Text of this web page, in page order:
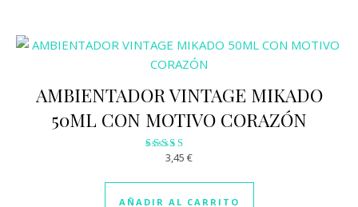
AMBIENTADOR VINTAGE MIKADO
50ML CON MOTIVO CORAZÓN
Valorado
2.99
de 5
3,45 €
AÑADIR AL CARRITO